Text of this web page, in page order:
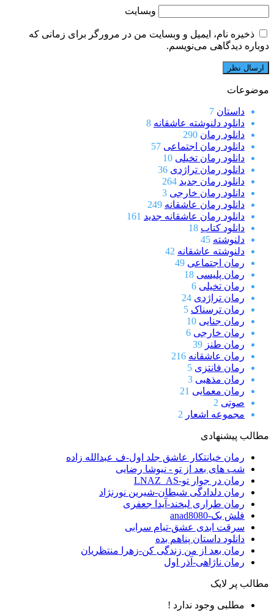
وبسایت
ذخیره نام، ایمیل و وبسایت من در مرورگر برای زمانی که
دوباره دیدگاهی می‌نویسم.
موضوعات
داستان 7
دانلود دلنوشته عاشقانه 8
دانلود رمان 290
دانلود رمان اجتماعی 57
دانلود رمان تخیلی 10
دانلود رمان تراژدی 36
دانلود رمان جدید 264
دانلود رمان خارجی 3
دانلود رمان عاشقانه 249
دانلود رمان عاشقانه جدید 161
دانلود کتاب 18
دلنوشته 45
دلنوشته عاشقانه 42
رمان اجتماعی 49
رمان پلیسی 18
رمان تخیلی 6
رمان تراژدی 24
رمان ترسناک 5
رمان جنایی 10
رمان خارجی 6
رمان طنز 39
رمان عاشقانه 216
رمان فانتزی 5
رمان مذهبی 3
رمان معمایی 21
صوتی 2
مجموعه اشعار 2
مطالب پیشنهادی
رمان خیانتکار عاشق جلد اول-ف عبدالله زاده
شب های بعد از تو - نیوشا رضایی
رمان در جوار تو-LNAZ_AS
رمان دلدادگی شیطان-شیرین نورنژاد
رمان طراری لبخند-آیدا جعفری
فلش بک-anad8080
سرقت ابدی عشق-تیام سرابی
دانلود داستان پناهم بده
رمان بعد از من زندگی کن-زهرا منتظریان
رمان ناژاهی-آذر اول
مطالب پر لایک
مطلبی وجود ندارد !